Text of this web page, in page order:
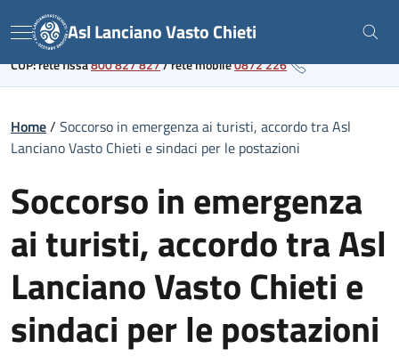
to
content
Link al portale sanitario regionale
Menu Asl Lanciano Vasto Chieti
CUP: rete fissa800 827 827/rete mobile0872 226
Home/ Soccorso in emergenza ai turisti, accordo tra Asl
Lanciano Vasto Chieti e sindaci per le postazioni
Soccorso in emergenza
ai turisti, accordo tra Asl
Lanciano Vasto Chieti e
sindaci per le postazioni